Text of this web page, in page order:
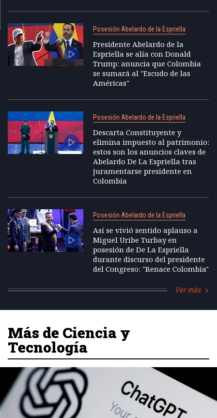
Posesión Abelardo de la Espriella
Presidente Abelardo de la
Espriella se alía con Donald
Trump: anuncia que Colombia
se sumará al "Escudo de las
Américas"
Posesión Abelardo de la Espriella
Descarta Constituyente y
elimina impuesto al patrimonio:
estos son los anuncios claves de
Abelardo De La Espriella tras
juramentarse presidente en
Colombia
Posesión Abelardo de la Espriella
Así se vivió sentido aplauso a
Miguel Uribe Turbay en
posesión de De La Espriella
durante discurso del presidente
del Congreso: "Renace Colombia"
Ver más
Más de Ciencia y
Tecnología